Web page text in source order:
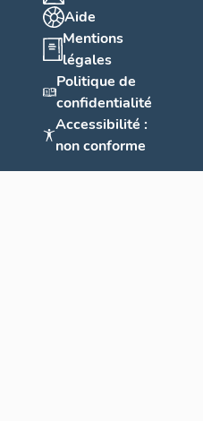
Aide
Mentions
légales
Politique de
confidentialité
Accessibilité :
non conforme